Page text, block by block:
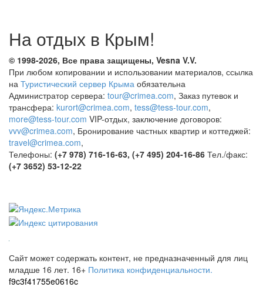
На отдых в Крым!
© 1998-2026, Все права защищены, Vesna V.V.
При любом копировании и использовании материалов, ссылка
на Туристический сервер Крыма обязательна
Администратор сервера: tour@crimea.com, Заказ путевок и
трансфера: kurort@crimea.com, tess@tess-tour.com,
more@tess-tour.com VIP-отдых, заключение договоров:
vvv@crimea.com, Бронирование частных квартир и коттеджей:
travel@crimea.com,
Телефоны: (+7 978) 716-16-63, (+7 495) 204-16-86 Тел./факс:
(+7 3652) 53-12-22
Сайт может содержать контент, не предназначенный для лиц
младше 16 лет. 16+ Политика конфиденциальности.
f9c3f41755e0616c